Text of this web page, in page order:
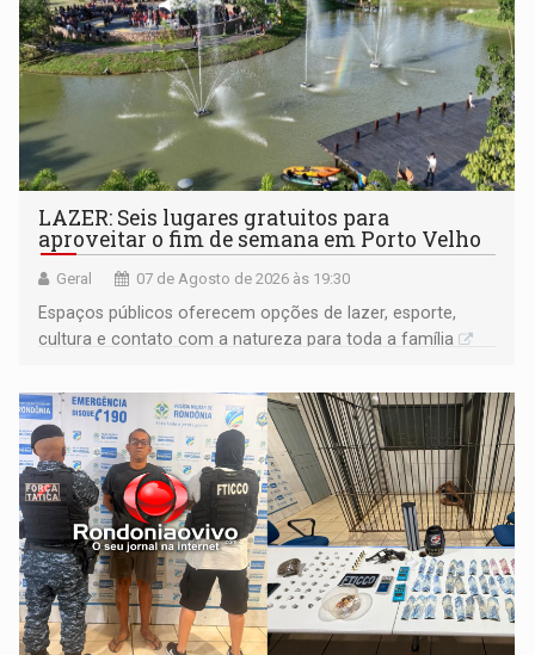
LAZER: Seis lugares gratuitos para
aproveitar o fim de semana em Porto Velho
Geral 07 de Agosto de 2026 às 19:30
Espaços públicos oferecem opções de lazer, esporte,
cultura e contato com a natureza para toda a família